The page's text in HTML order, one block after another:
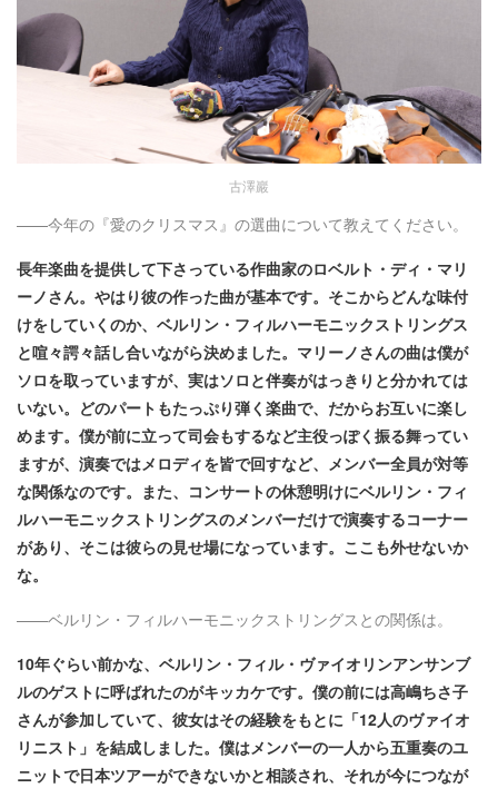
古澤巖
——今年の『愛のクリスマス』の選曲について教えてください。
長年楽曲を提供して下さっている作曲家のロベルト・ディ・マリ
ーノさん。やはり彼の作った曲が基本です。そこからどんな味付
けをしていくのか、ベルリン・フィルハーモニックストリングス
と喧々諤々話し合いながら決めました。マリーノさんの曲は僕が
ソロを取っていますが、実はソロと伴奏がはっきりと分かれては
いない。どのパートもたっぷり弾く楽曲で、だからお互いに楽し
めます。僕が前に立って司会もするなど主役っぽく振る舞ってい
ますが、演奏ではメロディを皆で回すなど、メンバー全員が対等
な関係なのです。また、コンサートの休憩明けにベルリン・フィ
ルハーモニックストリングスのメンバーだけで演奏するコーナー
があり、そこは彼らの見せ場になっています。ここも外せないか
な。
——ベルリン・フィルハーモニックストリングスとの関係は。
10年ぐらい前かな、ベルリン・フィル・ヴァイオリンアンサンブ
ルのゲストに呼ばれたのがキッカケです。僕の前には高嶋ちさ子
さんが参加していて、彼女はその経験をもとに「12人のヴァイオ
リニスト」を結成しました。僕はメンバーの一人から五重奏のユ
ニットで日本ツアーができないかと相談され、それが今につなが